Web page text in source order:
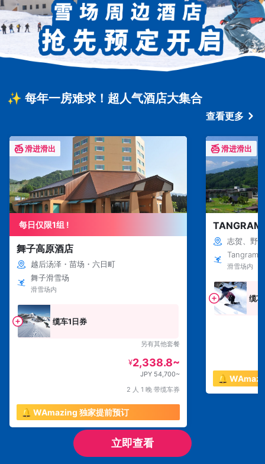
✨ 每年一房难求！超人气酒店大集合
查看更多
滑进滑出
每日仅限1组 !
舞子高原酒店
越后汤泽・苗场・六日町
舞子滑雪场
滑雪场内
缆车1日券
另有其他套餐
¥2,338.8~
JPY 54,700~
2 人 1 晚 带缆车券
🔔 WAmazing 独家提前预订
滑进滑出
TANGRAM
志贺、野
Tangram
滑雪场内
缆
🔔
立即查看